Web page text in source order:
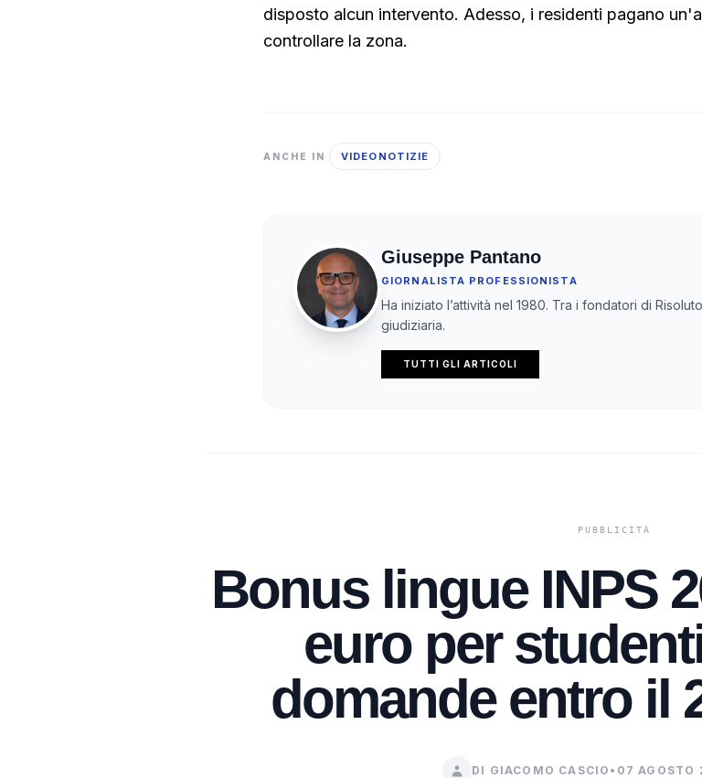
disposto alcun intervento. Adesso, i residenti pagano
controllare la zona.
ANCHE IN VIDEONOTIZIE
Giuseppe Pantano
GIORNALISTA PROFESSIONISTA
Ha iniziato l’attività nel 1980. Tra i fondatori di
giudiziaria.
TUTTI GLI ARTICOLI
Bonus lingue INPS
euro per
domande entro il
DI GIACOMO CASCIO • 07 AGOSTO